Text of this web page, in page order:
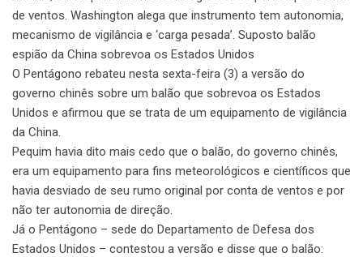
de ventos. Washington alega que instrumento tem autonomia,
mecanismo de vigilância e ‘carga pesada’. Suposto balão
espião da China sobrevoa os Estados Unidos
O Pentágono rebateu nesta sexta-feira (3) a versão do
governo chinês sobre um balão que sobrevoa os Estados
Unidos e afirmou que se trata de um equipamento de vigilância
da China.
Pequim havia dito mais cedo que o balão, do governo chinês,
era um equipamento para fins meteorológicos e científicos que
havia desviado de seu rumo original por conta de ventos e por
não ter autonomia de direção.
Já o Pentágono – sede do Departamento de Defesa dos
Estados Unidos – contestou a versão e disse que o balão: